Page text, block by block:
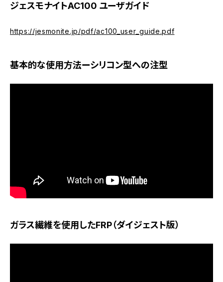
ジェスモナイトAC100 ユーザガイド
https://jesmonite.jp/pdf/ac100_user_guide.pdf
基本的な使用方法ーシリコン型への注型
ガラス繊維を使用したFRP（ダイジェスト版）